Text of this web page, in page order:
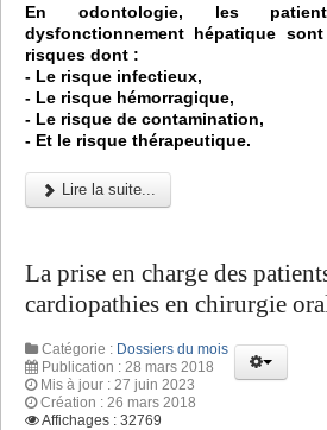
En odontologie, les
dysfonctionnement hépatique
risques dont :
- Le risque infectieux,
- Le risque hémorragique,
- Le risque de contamination,
- Et le risque thérapeutique.
Lire la suite...
La prise en charge des
cardiopathies en chirurgie
Catégorie : Dossiers du mois
Publication : 28 mars 2018
Mis à jour : 27 juin 2023
Création : 26 mars 2018
Affichages : 32769